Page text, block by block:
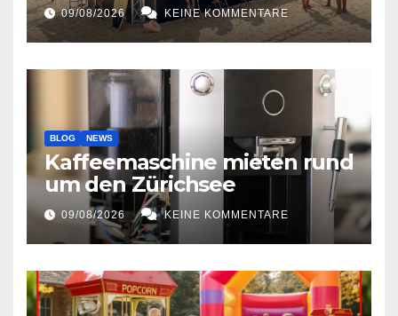
09/08/2026 KEINE KOMMENTARE
BLOG NEWS
Kaffeemaschine mieten rund
um den Zürichsee
09/08/2026 KEINE KOMMENTARE